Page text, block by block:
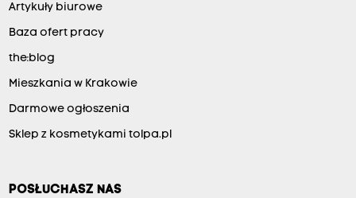
Artykuły biurowe
Baza ofert pracy
the:blog
Mieszkania w Krakowie
Darmowe ogłoszenia
Sklep z kosmetykami tolpa.pl
POSŁUCHASZ NAS